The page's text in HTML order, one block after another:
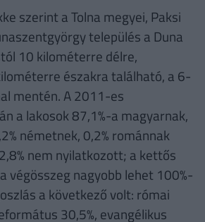
szerint a Tolna megyei, Paksi
település a Duna
10 kilométerre délre,
északra található, a 6-
mentén. A 2011-es
a lakosok 87,1%-a magyarnak,
németnek, 0,2% románnak
nem nyilatkozott; a kettős
végösszeg nagyobb lehet 100%-
a következő volt: római
30,5%, evangélikus